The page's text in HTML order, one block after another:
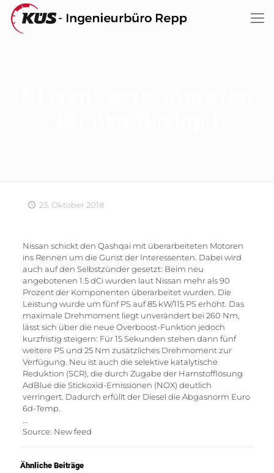
23. Oktober 2018
Nissan schickt den Qashqai mit überarbeiteten Motoren
ins Rennen um die Gunst der Interessenten. Dabei wird
auch auf den Selbstzünder gesetzt: Beim neu
angebotenen 1.5 dCi wurden laut Nissan mehr als 90
Prozent der Komponenten überarbeitet wurden. Die
Leistung wurde um fünf PS auf 85 kW/115 PS erhöht. Das
maximale Drehmoment liegt unverändert bei 260 Nm,
lässt sich über die neue Overboost-Funktion jedoch
kurzfristig steigern: Für 15 Sekunden stehen dann fünf
weitere PS und 25 Nm zusätzliches Drehmoment zur
Verfügung. Neu ist auch die selektive katalytische
Reduktion (SCR), die durch Zugabe der Harnstofflösung
AdBlue die Stickoxid-Emissionen (NOX) deutlich
verringert. Dadurch erfüllt der Diesel die Abgasnorm Euro
6d-Temp.
Source: New feed
Ähnliche Beiträge